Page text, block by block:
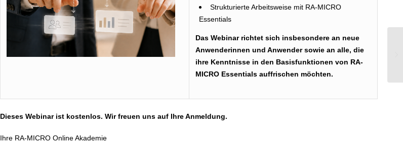
Strukturierte Arbeitsweise mit RA-MICRO
Essentials
Das Webinar richtet sich insbesondere an neue
Anwenderinnen und Anwender sowie an alle, die
ihre Kenntnisse in den Basisfunktionen von RA-
MICRO Essentials auffrischen möchten.
Dieses Webinar ist kostenlos. Wir freuen uns auf Ihre Anmeldung.
Ihre RA-MICRO Online Akademie